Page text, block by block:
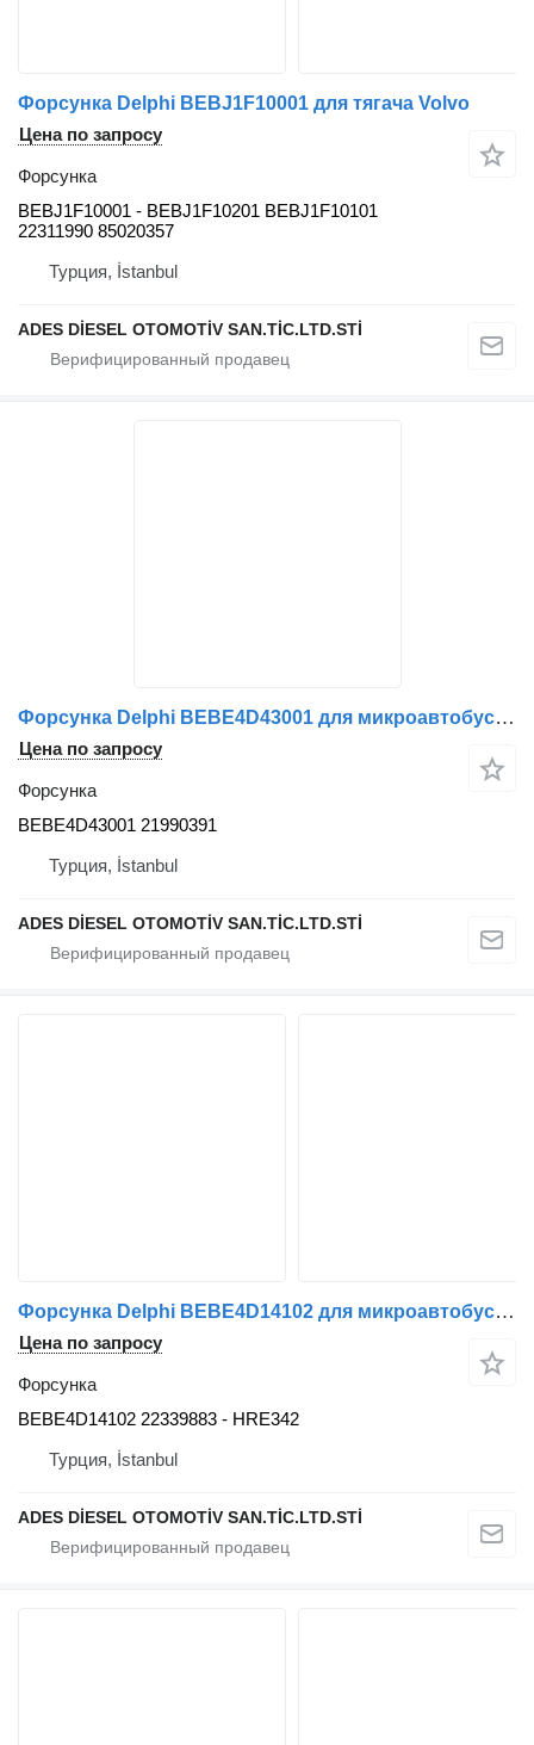
Форсунка Delphi BEBJ1F10001 для тягача Volvo
Цена по запросу
Форсунка
BEBJ1F10001 - BEBJ1F10201 BEBJ1F10101
22311990 85020357
Турция, İstanbul
ADES DİESEL OTOMOTİV SAN.TİC.LTD.STİ
Форсунка Delphi BEBE4D43001 для микроавтобуса Volvo
Цена по запросу
Форсунка
BEBE4D43001 21990391
Турция, İstanbul
ADES DİESEL OTOMOTİV SAN.TİC.LTD.STİ
Форсунка Delphi BEBE4D14102 для микроавтобуса Volvo
Цена по запросу
Форсунка
BEBE4D14102 22339883 - HRE342
Турция, İstanbul
ADES DİESEL OTOMOTİV SAN.TİC.LTD.STİ